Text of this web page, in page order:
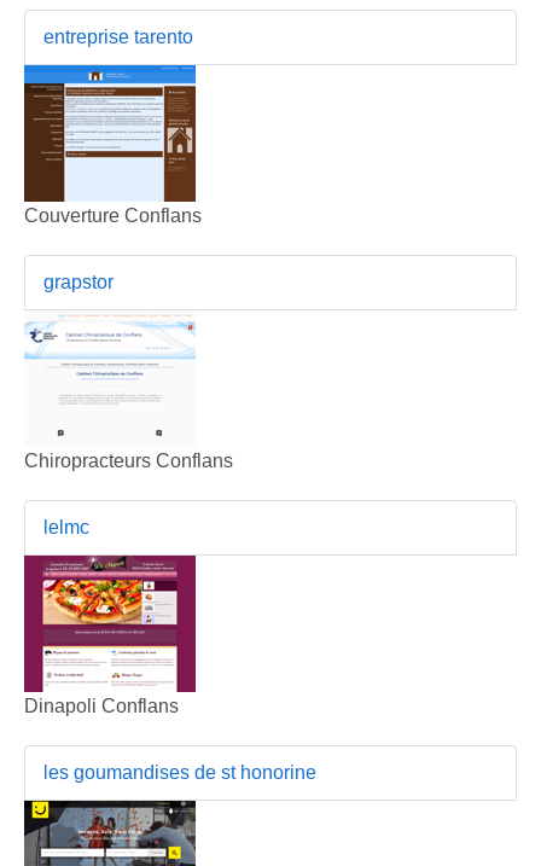
entreprise tarento
Couverture Conflans
grapstor
Chiropracteurs Conflans
lelmc
Dinapoli Conflans
les goumandises de st honorine